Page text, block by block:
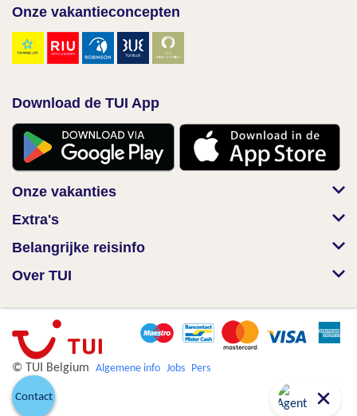
Onze vakantieconcepten
Download de TUI App
Onze vakanties
Extra's
Belangrijke reisinfo
Over TUI
© TUI Belgium Algemene info Jobs Pers
Contact